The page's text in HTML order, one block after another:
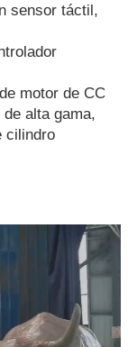
sensor táctil,
motor de CC
alta gama,
cilindro